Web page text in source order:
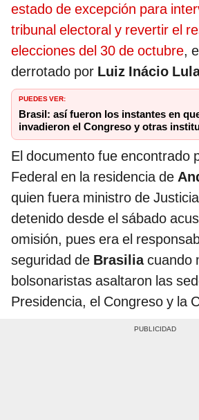
estado de excepción para
tribunal electoral y revertir el
elecciones del 30 de octubre,
derrotado por Luiz Inácio
PUEDES VER:
Brasil: así fueron los instantes en
invadieron el Congreso y otras
El documento fue encontrado
Federal en la residencia de
quien fuera ministro de
detenido desde el sábado
omisión, pues era el
seguridad de Brasiliacuando
bolsonaristas asaltaron las
Presidencia, el Congreso y la